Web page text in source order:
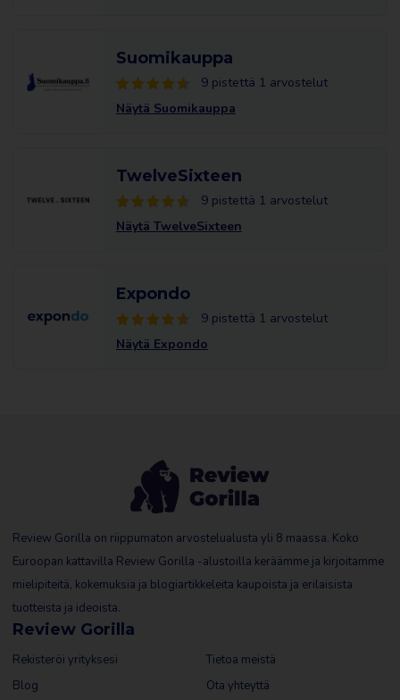
Suomikauppa
9 pistettä 1 arvostelut
Näytä Suomikauppa
TwelveSixteen
9 pistettä 1 arvostelut
Näytä TwelveSixteen
Expondo
9 pistettä 1 arvostelut
Näytä Expondo
Review Gorilla on riippumaton arvostelualusta yli 8 maassa. Koko
Euroopan kattavilla Review Gorilla -alustoilla keräämme ja kirjoitamme
mielipiteitä, kokemuksia ja blogiartikkeleita kaupoista ja erilaisista
tuotteista ja ideoista.
Review Gorilla
Rekisteröi yrityksesi
Blog
Tietoa meistä
Ota yhteyttä